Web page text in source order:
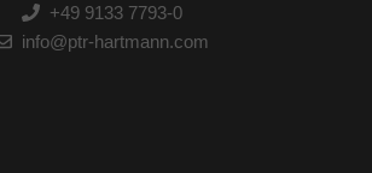
+49 9133 7793-0
info@ptr-hartmann.com